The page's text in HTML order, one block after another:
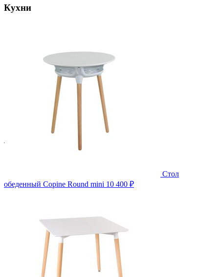
Кухни
Стол
обеденный Copine Round mini 10 400 ₽